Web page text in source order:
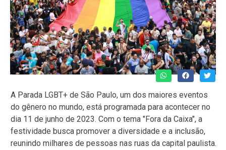
A Parada LGBT+ de São Paulo, um dos maiores eventos
do gênero no mundo, está programada para acontecer no
dia 11 de junho de 2023. Com o tema "Fora da Caixa", a
festividade busca promover a diversidade e a inclusão,
reunindo milhares de pessoas nas ruas da capital paulista.